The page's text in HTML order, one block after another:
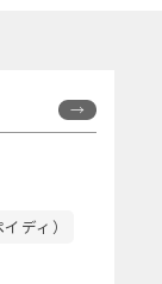
ディ）